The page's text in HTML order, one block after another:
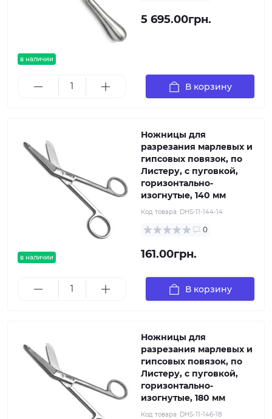
в наличии
5 695.00грн.
В корзину
в наличии
Ножницы для
разрезания марлевых и
гипсовых повязок, по
Листеру, с пуговкой,
горизонтально-
изогнутые, 140 мм
Код товара: DHS-11-144-14
0
161.00грн.
В корзину
Ножницы для
разрезания марлевых и
гипсовых повязок, по
Листеру, с пуговкой,
горизонтально-
изогнутые, 180 мм
Код товара: DHS-11-146-18